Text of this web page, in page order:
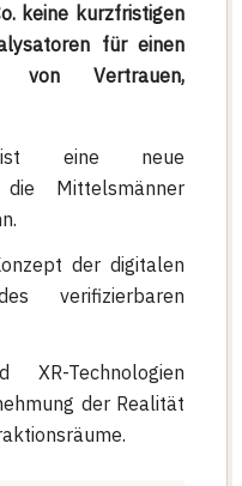
keine kurzfristigen
für einen
von Vertrauen,
eine neue
die Mittelsmänner
der digitalen
verifizierbaren
XR-Technologien
der Realität